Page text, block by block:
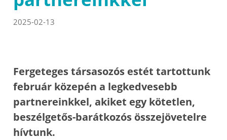
2025-02-13
Fergeteges társasozós estét tartottunk
február közepén a legkedvesebb
partnereinkkel, akiket egy kötetlen,
beszélgetős-barátkozós összejövetelre
hívtunk.